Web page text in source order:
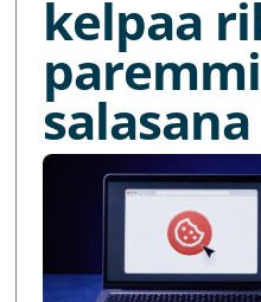
kelpaa
salasana